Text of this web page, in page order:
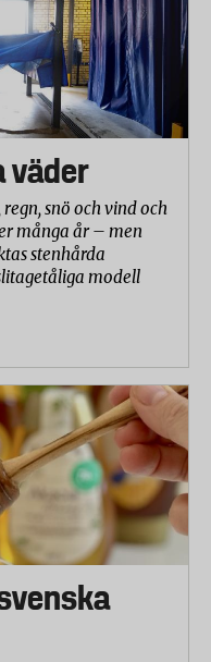
väder
snö och vind och
många år – men
stenhårda
modell